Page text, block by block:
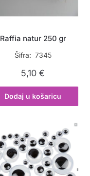
Raffia natur 250 gr
Šifra: 7345
5,10€
Dodaj u košaricu